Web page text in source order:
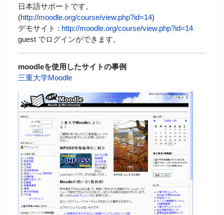
日本語サポートです。
(http://moodle.org/course/view.php?id=14)
デモサイト : http://moodle.org/course/view.php?id=14
guest でログインができます。
moodleを使用したサイトの事例
三重大学Moodle